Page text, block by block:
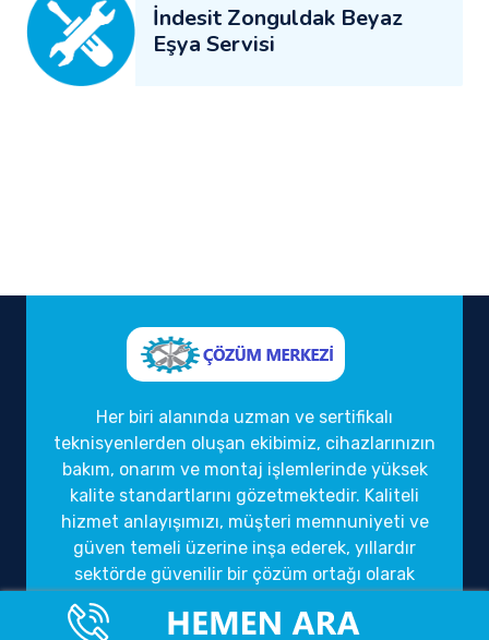
İndesit Zonguldak Beyaz
Eşya Servisi
Her biri alanında uzman ve sertifikalı
teknisyenlerden oluşan ekibimiz, cihazlarınızın
bakım, onarım ve montaj işlemlerinde yüksek
kalite standartlarını gözetmektedir. Kaliteli
hizmet anlayışımızı, müşteri memnuniyeti ve
güven temeli üzerine inşa ederek, yıllardır
sektörde güvenilir bir çözüm ortağı olarak